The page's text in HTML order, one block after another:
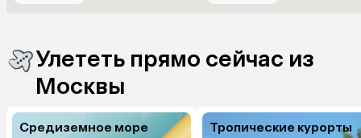
Улететь прямо сейчас из
Москвы
Средиземное море Тропические курорты